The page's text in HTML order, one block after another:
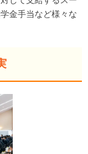
金手当など様々な